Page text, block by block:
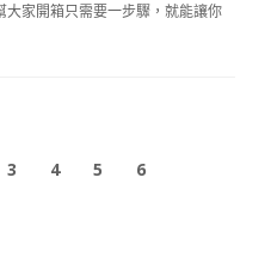
家開箱只需要一步驟，就能讓你
3 4 5 6